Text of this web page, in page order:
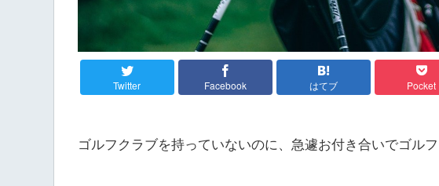
Twitter Facebook はてブ Pocket
ゴルフクラブを持っていないのに、急遽お付き合いでゴル